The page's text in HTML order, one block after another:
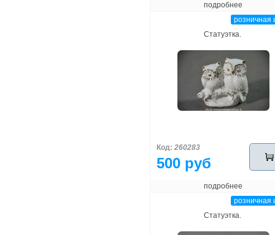
подробнее
розничная
Статуэтка.
Код: 260283
500 руб
подробнее
розничная
Статуэтка.